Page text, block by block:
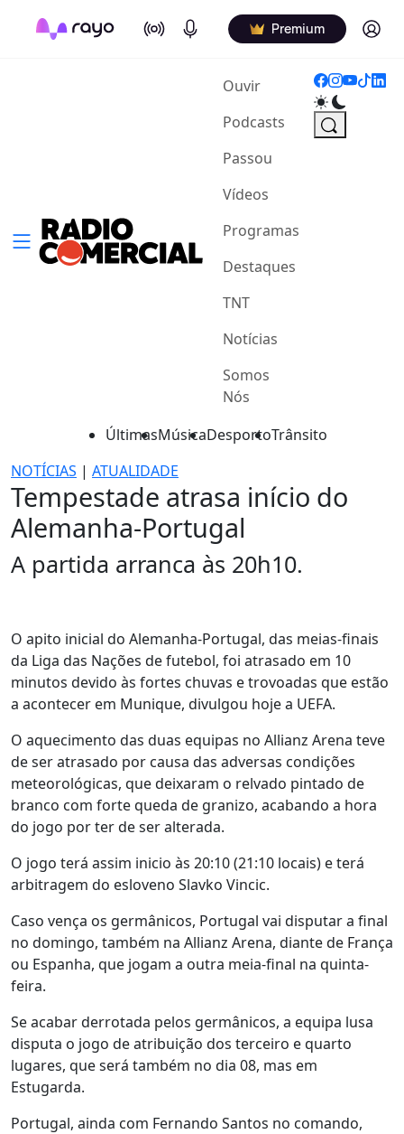
On Air Podcasts Premium Log in
Ouvir(current)
Podcasts
Passou
Vídeos
Programas
Destaques
TNT
Notícias
Somos
Nós
ÚltimasMúsicaDesportoTrânsito
NOTÍCIAS | ATUALIDADE
Tempestade atrasa início do
Alemanha-Portugal
A partida arranca às 20h10.
O apito inicial do Alemanha-Portugal, das meias-finais
da Liga das Nações de futebol, foi atrasado em 10
minutos devido às fortes chuvas e trovoadas que estão
a acontecer em Munique, divulgou hoje a UEFA.
O aquecimento das duas equipas no Allianz Arena teve
de ser atrasado por causa das adversas condições
meteorológicas, que deixaram o relvado pintado de
branco com forte queda de granizo, acabando a hora
do jogo por ter de ser alterada.
O jogo terá assim inicio às 20:10 (21:10 locais) e terá
arbitragem do esloveno Slavko Vincic.
Caso vença os germânicos, Portugal vai disputar a final
no domingo, também na Allianz Arena, diante de França
ou Espanha, que jogam a outra meia-final na quinta-
feira.
Se acabar derrotada pelos germânicos, a equipa lusa
disputa o jogo de atribuição dos terceiro e quarto
lugares, que será também no dia 08, mas em
Estugarda.
Portugal, ainda com Fernando Santos no comando,